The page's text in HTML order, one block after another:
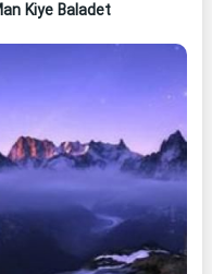
Kiye Baladet